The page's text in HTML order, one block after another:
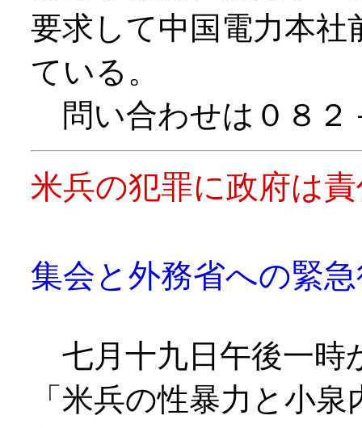
要求して中国電力本
ている。
問い合わせは０８２
米兵の犯罪に政府は
集会と外務省への緊
七月十九日午後一時
「米兵の性暴力と小